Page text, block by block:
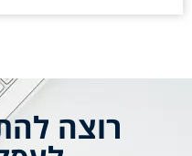
רוצה